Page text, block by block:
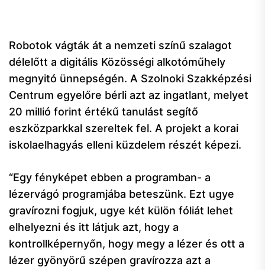
Robotok vágták át a nemzeti színű szalagot
délelőtt a digitális Közösségi alkotóműhely
megnyitó ünnepségén. A Szolnoki Szakképzési
Centrum egyelőre bérli azt az ingatlant, melyet
20 millió forint értékű tanulást segítő
eszközparkkal szereltek fel. A projekt a korai
iskolaelhagyás elleni küzdelem részét képezi.
“Egy fényképet ebben a programban- a
lézervágó programjába beteszünk. Ezt ugye
gravírozni fogjuk, ugye két külön fóliát lehet
elhelyezni és itt látjuk azt, hogy a
kontrollképernyőn, hogy megy a lézer és ott a
lézer gyönyörű szépen gravírozza azt a